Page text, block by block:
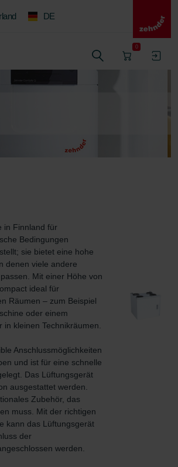
DE
0
in Finnland für
Bedingungen
sie bietet eine hohe
denen viele andere
Mit einer Höhe von
ideal für
Räumen – zum Beispiel
oder einem
kleinen Technikräumen.
Anschlussmöglichkeiten
und ist für eine schnelle
Das Lüftungsgerät
ausgestattet werden.
Zubehör, das
muss. Mit der richtigen
kann das Lüftungsgerät
der
werden.